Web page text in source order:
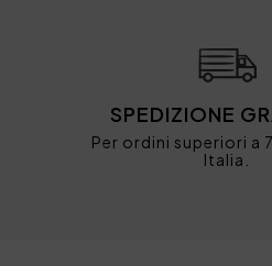
SPEDIZIONE
Per ordini superiori a
Italia.